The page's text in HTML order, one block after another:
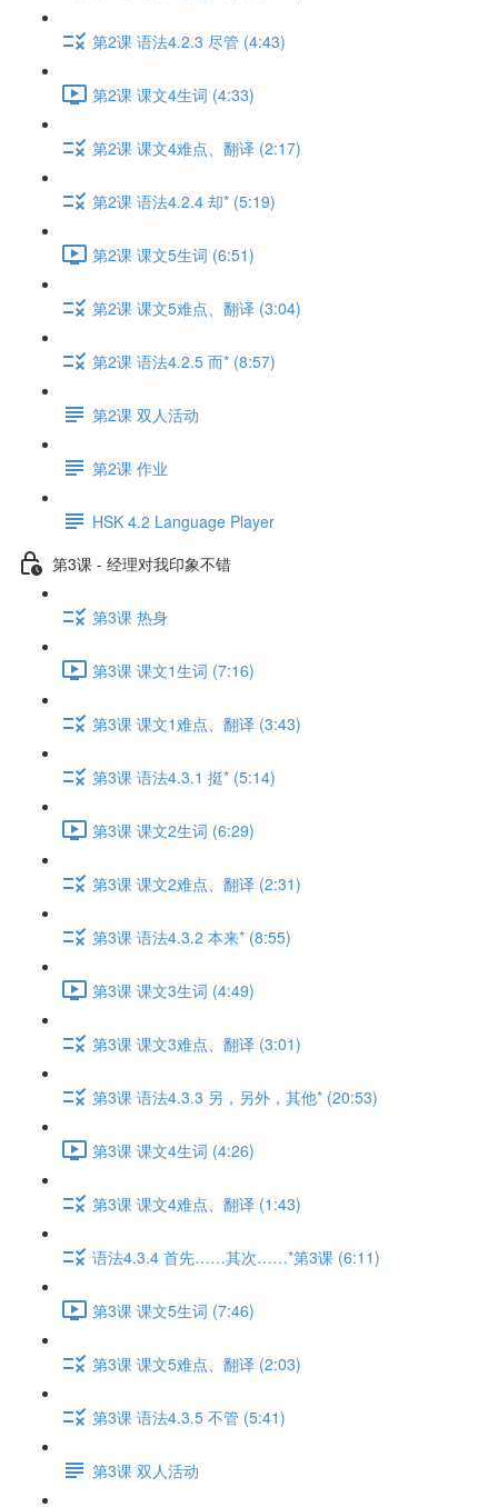
第2课 语法4.2.3 尽管 (4:43)
第2课 课文4生词 (4:33)
第2课 课文4难点、翻译 (2:17)
第2课 语法4.2.4 却* (5:19)
第2课 课文5生词 (6:51)
第2课 课文5难点、翻译 (3:04)
第2课 语法4.2.5 而* (8:57)
第2课 双人活动
第2课 作业
HSK 4.2 Language Player
第3课 - 经理对我印象不错
第3课 热身
第3课 课文1生词 (7:16)
第3课 课文1难点、翻译 (3:43)
第3课 语法4.3.1 挺* (5:14)
第3课 课文2生词 (6:29)
第3课 课文2难点、翻译 (2:31)
第3课 语法4.3.2 本来* (8:55)
第3课 课文3生词 (4:49)
第3课 课文3难点、翻译 (3:01)
第3课 语法4.3.3 另，另外，其他* (20:53)
第3课 课文4生词 (4:26)
第3课 课文4难点、翻译 (1:43)
语法4.3.4 首先……其次……*第3课 (6:11)
第3课 课文5生词 (7:46)
第3课 课文5难点、翻译 (2:03)
第3课 语法4.3.5 不管 (5:41)
第3课 双人活动